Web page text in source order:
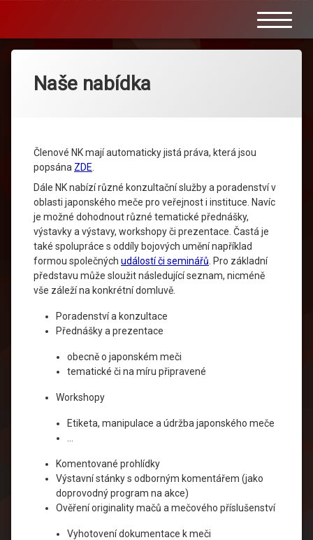
Naše nabídka
Členové NK mají automaticky jistá práva, která jsou
popsána ZDE
Dále NK nabízí různé konzultační služby a poradenství v
oblasti japonského meče pro veřejnost i instituce. Navíc
je možné dohodnout různé tematické přednášky,
výstavky a výstavy, workshopy či prezentace. Častá je
také spolupráce s oddíly bojových umění například
formou společných událostí či seminářů . Pro základní
představu může sloužit následující seznam, nicméně
vše záleží na konkrétní domluvě.
Poradenství a konzultace
Přednášky a prezentace
obecně o japonském meči
tematické či na míru připravené
Workshopy
Etiketa, manipulace a údržba japonského meče
Komentované prohlídky
Výstavní stánky s odborným komentářem (jako
doprovodný program na akce)
Ověření originality mačů a mečového příslušenství
Vyhotovení dokumentace k meči